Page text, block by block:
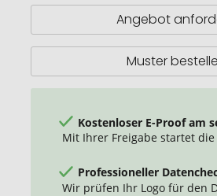
Angebot
Muster
Kostenloser E-Proof am
Mit Ihrer Freigabe startet
Professioneller
Wir prüfen Ihr Logo für den